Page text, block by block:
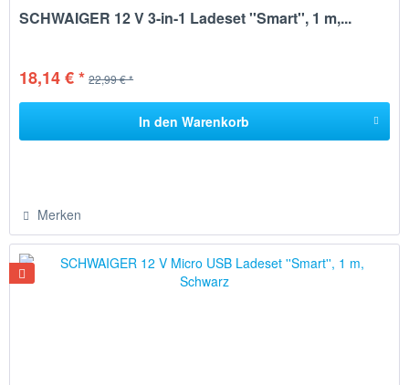
SCHWAIGER 12 V 3-in-1 Ladeset ''Smart'', 1 m,...
18,14 € * 22,99 € *
In den Warenkorb
Merken